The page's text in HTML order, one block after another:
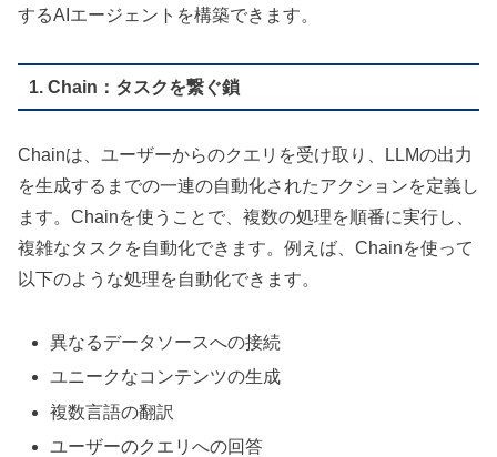
するAIエージェントを構築できます。
1. Chain：タスクを繋ぐ鎖
Chainは、ユーザーからのクエリを受け取り、LLMの出力
を生成するまでの一連の自動化されたアクションを定義し
ます。Chainを使うことで、複数の処理を順番に実行し、
複雑なタスクを自動化できます。例えば、Chainを使って
以下のような処理を自動化できます。
異なるデータソースへの接続
ユニークなコンテンツの生成
複数言語の翻訳
ユーザーのクエリへの回答